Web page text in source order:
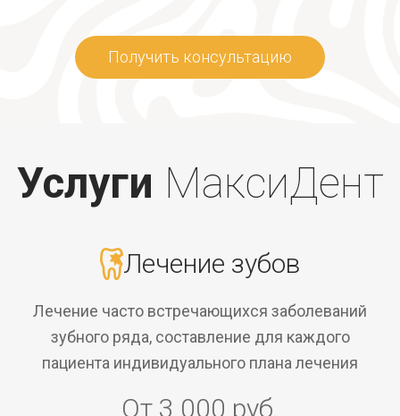
Получить консультацию
Услуги МаксиДент
Лечение зубов
Лечение часто встречающихся заболеваний
зубного ряда, составление для каждого
пациента индивидуального плана лечения
От 3 000 руб.